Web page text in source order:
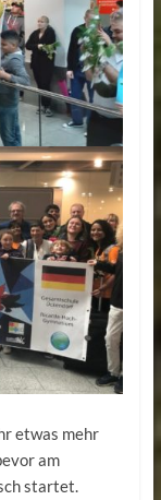
etwas mehr
am
startet.